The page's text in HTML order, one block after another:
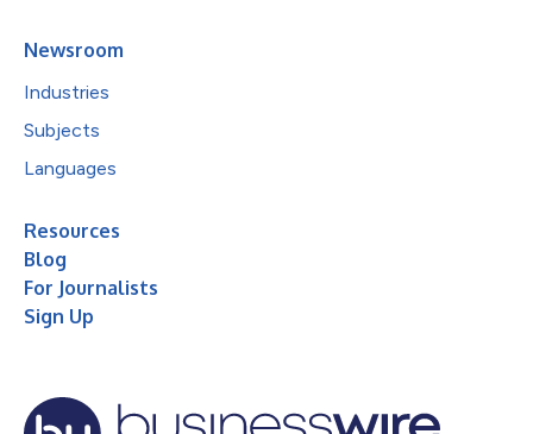
Newsroom
Industries
Subjects
Languages
Resources
Blog
For Journalists
Sign Up